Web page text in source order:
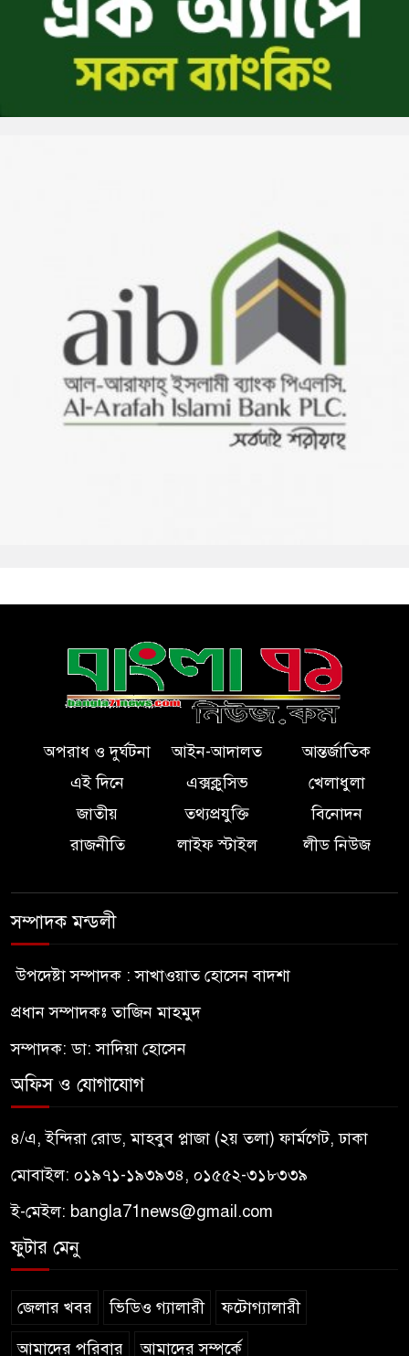
অপরাধ ও দুর্ঘটনা আইন-আদালত
আন্তর্জাতিক
এই দিনে
এক্সক্লুসিভ
খেলাধুলা
জাতীয়
তথ্যপ্রযুক্তি
বিনোদন
রাজনীতি
লাইফ স্টাইল লীড নিউজ
সম্পাদক মন্ডলী
উপদেষ্টা সম্পাদক : সাখাওয়াত হোসেন বাদশা
প্রধান সম্পাদকঃ তাজিন মাহমুদ
সম্পাদক: ডা: সাদিয়া হোসেন
অফিস ও যোগাযোগ
৪/এ, ইন্দিরা রোড, মাহবুব প্লাজা (২য় তলা) ফার্মগেট, ঢাকা
মোবাইল: ০১৯৭১-১৯৩৯৩৪, ০১৫৫২-৩১৮৩৩৯
ই-মেইল: bangla71news@gmail.com
ফুটার মেনু
জেলার খবর ভিডিও গ্যালারী ফটোগ্যালারী
আমাদের পরিবার আমাদের সম্পর্কে